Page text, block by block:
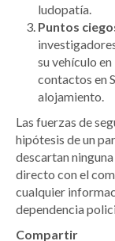
ludopatía.
Puntos
su vehículo
contactos en
alojamiento.
Las fuerzas de
hipótesis de un
descartan
directo con el
cualquier
dependencia
Compartir